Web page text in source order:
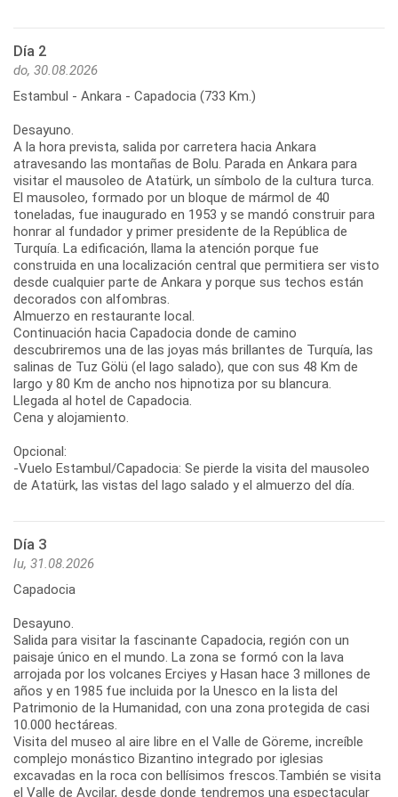
Día 2
do, 30.08.2026
Estambul - Ankara - Capadocia (733 Km.)
Desayuno.
A la hora prevista, salida por carretera hacia Ankara
atravesando las montañas de Bolu. Parada en Ankara para
visitar el mausoleo de Atatürk, un símbolo de la cultura turca.
El mausoleo, formado por un bloque de mármol de 40
toneladas, fue inaugurado en 1953 y se mandó construir para
honrar al fundador y primer presidente de la República de
Turquía. La edificación, llama la atención porque fue
construida en una localización central que permitiera ser visto
desde cualquier parte de Ankara y porque sus techos están
decorados con alfombras.
Almuerzo en restaurante local.
Continuación hacia Capadocia donde de camino
descubriremos una de las joyas más brillantes de Turquía, las
salinas de Tuz Gölü (el lago salado), que con sus 48 Km de
largo y 80 Km de ancho nos hipnotiza por su blancura.
Llegada al hotel de Capadocia.
Cena y alojamiento.
Opcional:
-Vuelo Estambul/Capadocia: Se pierde la visita del mausoleo
de Atatürk, las vistas del lago salado y el almuerzo del día.
Día 3
lu, 31.08.2026
Capadocia
Desayuno.
Salida para visitar la fascinante Capadocia, región con un
paisaje único en el mundo. La zona se formó con la lava
arrojada por los volcanes Erciyes y Hasan hace 3 millones de
años y en 1985 fue incluida por la Unesco en la lista del
Patrimonio de la Humanidad, con una zona protegida de casi
10.000 hectáreas.
Visita del museo al aire libre en el Valle de Göreme, increíble
complejo monástico Bizantino integrado por iglesias
excavadas en la roca con bellísimos frescos.También se visita
el Valle de Avcilar, desde donde tendremos una espectacular